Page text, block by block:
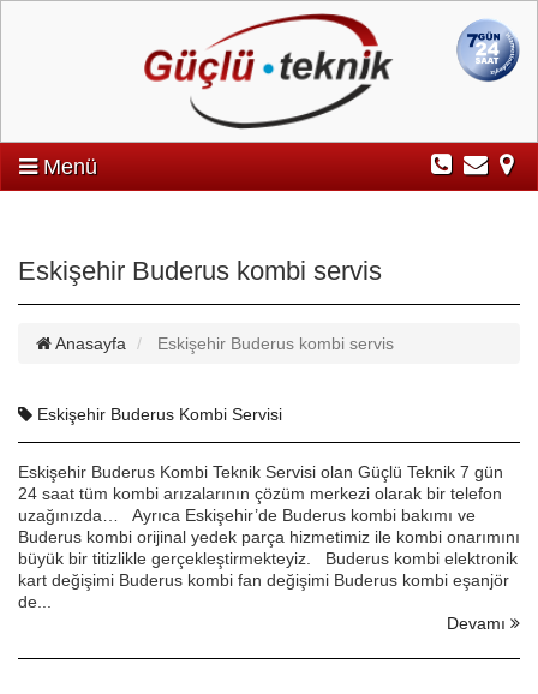
Menü
Eskişehir Buderus kombi servis
Anasayfa Eskişehir Buderus kombi servis
Eskişehir Buderus Kombi Servisi
Eskişehir Buderus Kombi Teknik Servisi olan Güçlü Teknik 7 gün
24 saat tüm kombi arızalarının çözüm merkezi olarak bir telefon
uzağınızda… Ayrıca Eskişehir’de Buderus kombi bakımı ve
Buderus kombi orijinal yedek parça hizmetimiz ile kombi onarımını
büyük bir titizlikle gerçekleştirmekteyiz. Buderus kombi elektronik
kart değişimi Buderus kombi fan değişimi Buderus kombi eşanjör
de...
Devamı